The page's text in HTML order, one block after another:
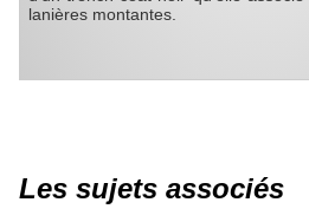
lanières montantes.
Les sujets associés